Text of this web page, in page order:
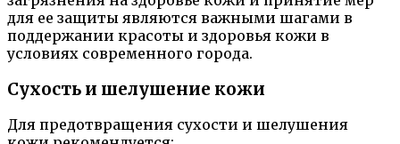
для ее защиты являются важными шагами в
поддержании красоты и здоровья кожи в
условиях современного города.
Сухость и шелушение кожи
Для предотвращения сухости и шелушения